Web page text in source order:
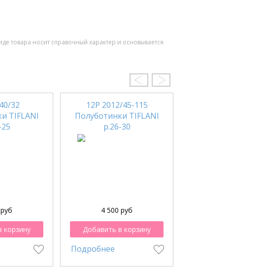
товара носит справочный характер и основывается
32
TIFLANI
корзину
12Р 2012/45-115
Полуботинки TIFLANI
р.26-30
4 500 руб
Добавить в корзину
Подробнее